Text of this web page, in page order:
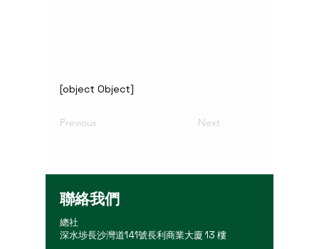
[object Object]
Previous Next
聯絡我們
總社
深水埗長沙灣道141號長利商業大廈 13 樓